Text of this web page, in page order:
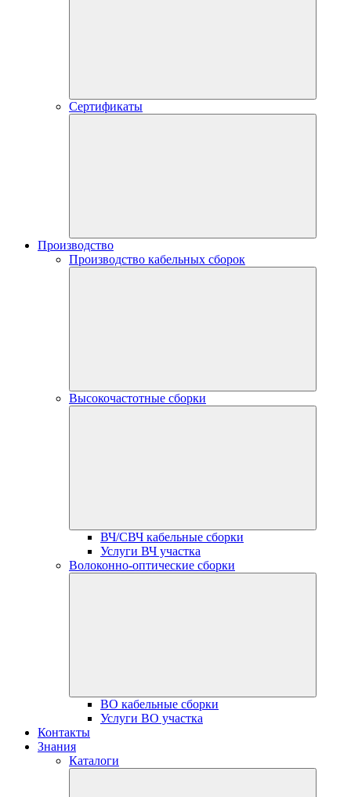
Сертификаты
Производство
Производство кабельных сборок
Высокочастотные сборки
ВЧ/СВЧ кабельные сборки
Услуги ВЧ участка
Волоконно-оптические сборки
ВО кабельные сборки
Услуги ВО участка
Контакты
Знания
Каталоги